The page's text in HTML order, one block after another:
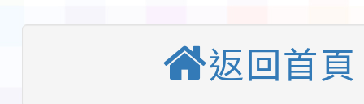
「桃園市補助參觀特色
展演活動實施計畫」
社團法人中華民國畫
返回首頁